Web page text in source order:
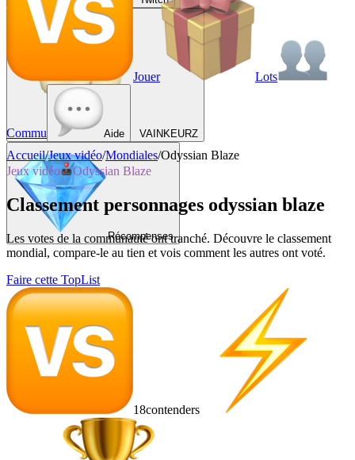
VAINKEURZ
Récompenses
Jouer Lots
Commu Aide
Accueil/Jeux vidéo/Mondiales/Odyssian Blaze
Jeux vidéo
Odyssian Blaze
Classement personnages odyssian blaze
Les votes de la communauté ont tranché. Découvre le classement
mondial, compare-le au tien et vois comment les autres ont voté.
Faire cette TopList
18contenders